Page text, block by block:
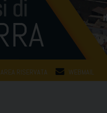
AREA RISERVATA WEBMAIL